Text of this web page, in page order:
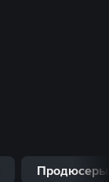
Продюсеры